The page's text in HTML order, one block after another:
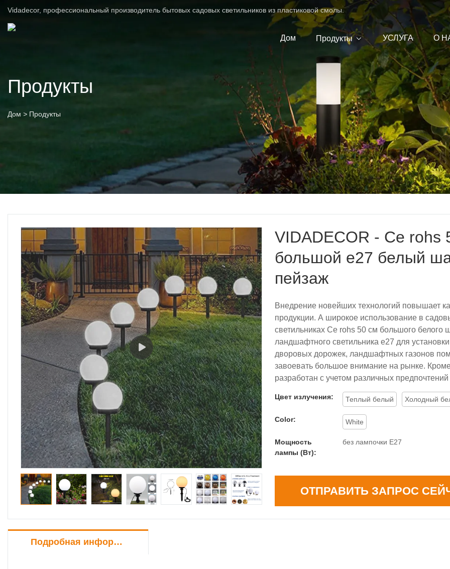
Vidadecor, профессиональный производитель бытовых садовых светильников из пластиковой смолы.
Дом Продукты УСЛУГА О
Продукты
Дом > Продукты
VIDADECOR - Ce rohs
большой e27 белый
пейзаж
Внедрение новейших технологий повышает
продукции. А широкое использование в
светильниках Ce rohs 50 см большого белого
ландшафтного светильника e27 для установки
дворовых дорожек, ландшафтных газонов
завоевать большое внимание на рынке. Кроме
разработан с учетом различных предпочтений
Цвет излучения: Теплый белый Холодный
Color: White
Мощность
лампы (Вт):
без лампочки E27
ОТПРАВИТЬ ЗАПРОС
Подробная информация о продукте